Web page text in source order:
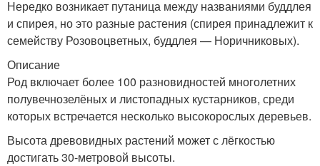
Нередко возникает путаница между названиями буддлея
и спирея, но это разные растения (спирея принадлежит к
семейству Розовоцветных, буддлея — Норичниковых).
Описание
Род включает более 100 разновидностей многолетних
полувечнозелёных и листопадных кустарников, среди
которых встречается несколько высокорослых деревьев.
Высота древовидных растений может с лёгкостью
достигать 30-метровой высоты.